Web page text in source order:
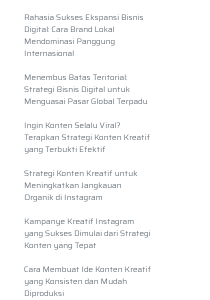
Rahasia Sukses Ekspansi Bisnis
Digital: Cara Brand Lokal
Mendominasi Panggung
Internasional
Menembus Batas Teritorial:
Strategi Bisnis Digital untuk
Menguasai Pasar Global Terpadu
Ingin Konten Selalu Viral?
Terapkan Strategi Konten Kreatif
yang Terbukti Efektif
Strategi Konten Kreatif untuk
Meningkatkan Jangkauan
Organik di Instagram
Kampanye Kreatif Instagram
yang Sukses Dimulai dari Strategi
Konten yang Tepat
Cara Membuat Ide Konten Kreatif
yang Konsisten dan Mudah
Diproduksi